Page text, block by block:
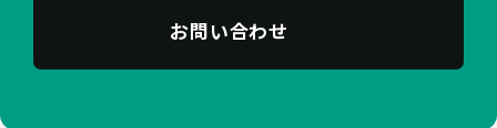
お問い合わせ